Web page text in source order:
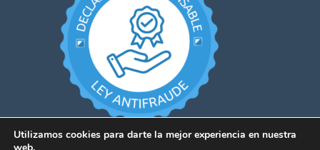
Utilizamos cookies para darte la mejor experiencia en nuestra